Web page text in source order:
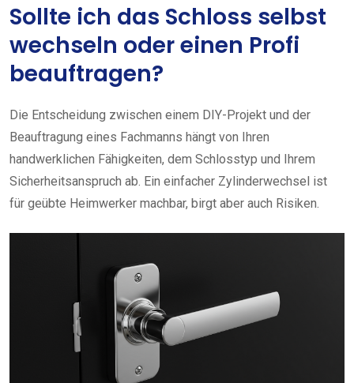
Sollte ich das Schloss selbst
wechseln oder einen Profi
beauftragen?
Die Entscheidung zwischen einem DIY-Projekt und der
Beauftragung eines Fachmanns hängt von Ihren
handwerklichen Fähigkeiten, dem Schlosstyp und Ihrem
Sicherheitsanspruch ab. Ein einfacher Zylinderwechsel ist
für geübte Heimwerker machbar, birgt aber auch Risiken.